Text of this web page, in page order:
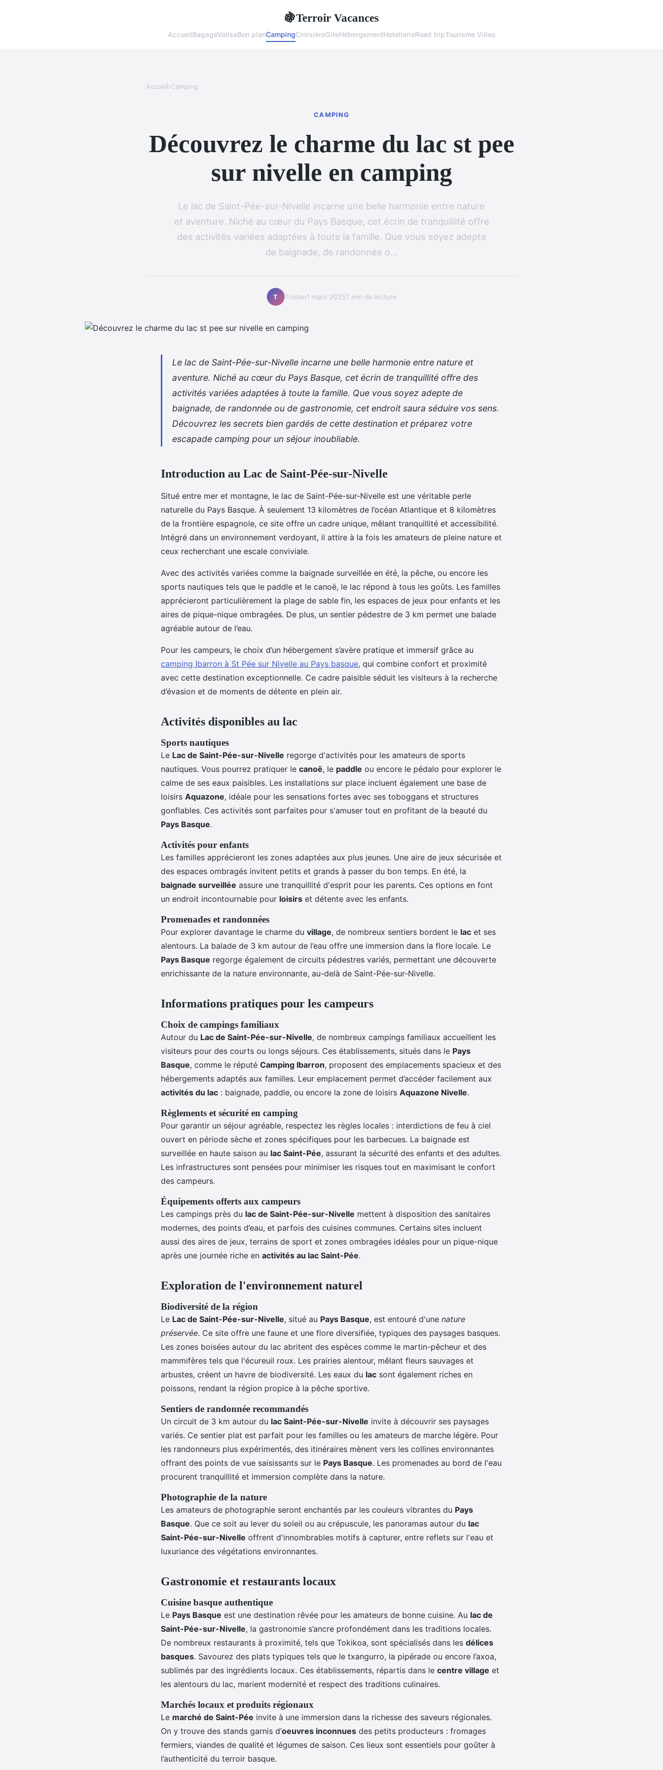
🍇Terroir Vacances
AccueilBagageValiseBon planCampingCroisièreGiteHébergementHotellerieRoad tripTourisme Villes
Accueil›Camping
CAMPING
Découvrez le charme du lac st pee
sur nivelle en camping
Le lac de Saint-Pée-sur-Nivelle incarne une belle harmonie entre nature
et aventure. Niché au cœur du Pays Basque, cet écrin de tranquillité offre
des activités variées adaptées à toute la famille. Que vous soyez adepte
de baignade, de randonnée o...
T Tristan1 mars 20257 min de lecture
Le lac de Saint-Pée-sur-Nivelle incarne une belle harmonie entre nature et
aventure. Niché au cœur du Pays Basque, cet écrin de tranquillité offre des
activités variées adaptées à toute la famille. Que vous soyez adepte de
baignade, de randonnée ou de gastronomie, cet endroit saura séduire vos sens.
Découvrez les secrets bien gardés de cette destination et préparez votre
escapade camping pour un séjour inoubliable.
Introduction au Lac de Saint-Pée-sur-Nivelle
Situé entre mer et montagne, le lac de Saint-Pée-sur-Nivelle est une véritable perle
naturelle du Pays Basque. À seulement 13 kilomètres de l’océan Atlantique et 8 kilomètres
de la frontière espagnole, ce site offre un cadre unique, mêlant tranquillité et accessibilité.
Intégré dans un environnement verdoyant, il attire à la fois les amateurs de pleine nature et
ceux recherchant une escale conviviale.
Avec des activités variées comme la baignade surveillée en été, la pêche, ou encore les
sports nautiques tels que le paddle et le canoë, le lac répond à tous les goûts. Les familles
apprécieront particulièrement la plage de sable fin, les espaces de jeux pour enfants et les
aires de pique-nique ombragées. De plus, un sentier pédestre de 3 km permet une balade
agréable autour de l’eau.
Pour les campeurs, le choix d’un hébergement s’avère pratique et immersif grâce au
camping Ibarron à St Pée sur Nivelle au Pays basque, qui combine confort et proximité
avec cette destination exceptionnelle. Ce cadre paisible séduit les visiteurs à la recherche
d’évasion et de moments de détente en plein air.
Activités disponibles au lac
Sports nautiques
Le Lac de Saint-Pée-sur-Nivelle regorge d'activités pour les amateurs de sports
nautiques. Vous pourrez pratiquer le canoë, le paddle ou encore le pédalo pour explorer le
calme de ses eaux paisibles. Les installations sur place incluent également une base de
loisirs Aquazone, idéale pour les sensations fortes avec ses toboggans et structures
gonflables. Ces activités sont parfaites pour s'amuser tout en profitant de la beauté du
Pays Basque.
Activités pour enfants
Les familles apprécieront les zones adaptées aux plus jeunes. Une aire de jeux sécurisée et
des espaces ombragés invitent petits et grands à passer du bon temps. En été, la
baignade surveillée assure une tranquillité d'esprit pour les parents. Ces options en font
un endroit incontournable pour loisirs et détente avec les enfants.
Promenades et randonnées
Pour explorer davantage le charme du village, de nombreux sentiers bordent le lac et ses
alentours. La balade de 3 km autour de l’eau offre une immersion dans la flore locale. Le
Pays Basque regorge également de circuits pédestres variés, permettant une découverte
enrichissante de la nature environnante, au-delà de Saint-Pée-sur-Nivelle.
Informations pratiques pour les campeurs
Choix de campings familiaux
Autour du Lac de Saint-Pée-sur-Nivelle, de nombreux campings familiaux accueillent les
visiteurs pour des courts ou longs séjours. Ces établissements, situés dans le Pays
Basque, comme le réputé Camping Ibarron, proposent des emplacements spacieux et des
hébergements adaptés aux familles. Leur emplacement permet d’accéder facilement aux
activités du lac : baignade, paddle, ou encore la zone de loisirs Aquazone Nivelle.
Règlements et sécurité en camping
Pour garantir un séjour agréable, respectez les règles locales : interdictions de feu à ciel
ouvert en période sèche et zones spécifiques pour les barbecues. La baignade est
surveillée en haute saison au lac Saint-Pée, assurant la sécurité des enfants et des adultes.
Les infrastructures sont pensées pour minimiser les risques tout en maximisant le confort
des campeurs.
Équipements offerts aux campeurs
Les campings près du lac de Saint-Pée-sur-Nivelle mettent à disposition des sanitaires
modernes, des points d’eau, et parfois des cuisines communes. Certains sites incluent
aussi des aires de jeux, terrains de sport et zones ombragées idéales pour un pique-nique
après une journée riche en activités au lac Saint-Pée.
Exploration de l'environnement naturel
Biodiversité de la région
Le Lac de Saint-Pée-sur-Nivelle, situé au Pays Basque, est entouré d'une nature
préservée. Ce site offre une faune et une flore diversifiée, typiques des paysages basques.
Les zones boisées autour du lac abritent des espèces comme le martin-pêcheur et des
mammifères tels que l'écureuil roux. Les prairies alentour, mêlant fleurs sauvages et
arbustes, créent un havre de biodiversité. Les eaux du lac sont également riches en
poissons, rendant la région propice à la pêche sportive.
Sentiers de randonnée recommandés
Un circuit de 3 km autour du lac Saint-Pée-sur-Nivelle invite à découvrir ses paysages
variés. Ce sentier plat est parfait pour les familles ou les amateurs de marche légère. Pour
les randonneurs plus expérimentés, des itinéraires mènent vers les collines environnantes
offrant des points de vue saisissants sur le Pays Basque. Les promenades au bord de l'eau
procurent tranquillité et immersion complète dans la nature.
Photographie de la nature
Les amateurs de photographie seront enchantés par les couleurs vibrantes du Pays
Basque. Que ce soit au lever du soleil ou au crépuscule, les panoramas autour du lac
Saint-Pée-sur-Nivelle offrent d'innombrables motifs à capturer, entre reflets sur l'eau et
luxuriance des végétations environnantes.
Gastronomie et restaurants locaux
Cuisine basque authentique
Le Pays Basque est une destination rêvée pour les amateurs de bonne cuisine. Au lac de
Saint-Pée-sur-Nivelle, la gastronomie s’ancre profondément dans les traditions locales.
De nombreux restaurants à proximité, tels que Tokikoa, sont spécialisés dans les délices
basques. Savourez des plats typiques tels que le txangurro, la pipérade ou encore l’axoa,
sublimés par des ingrédients locaux. Ces établissements, répartis dans le centre village et
les alentours du lac, marient modernité et respect des traditions culinaires.
Marchés locaux et produits régionaux
Le marché de Saint-Pée invite à une immersion dans la richesse des saveurs régionales.
On y trouve des stands garnis d’oeuvres inconnues des petits producteurs : fromages
fermiers, viandes de qualité et légumes de saison. Ces lieux sont essentiels pour goûter à
l’authenticité du terroir basque.